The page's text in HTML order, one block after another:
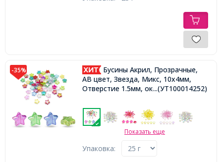
-35%
Бусины Акрил, Прозрачные,
АВ цвет, Звезда, Микс, 10x4мм,
Отверстие 1.5мм, около 100шт/25г,
...(УТ100014252)
Показать еще
Упаковка: